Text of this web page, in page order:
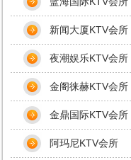
新闻大厦KTV会所
夜潮娱乐KTV会所
金阁徕赫KTV会所
金鼎国际KTV会所
阿玛尼KTV会所